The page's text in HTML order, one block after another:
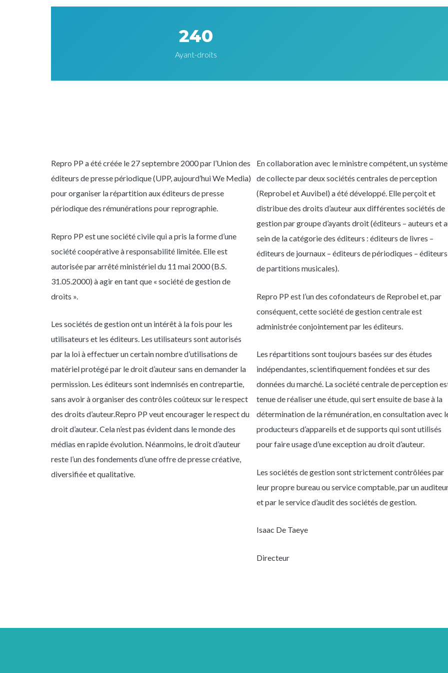
240
Ayant-droits
Repro PP a été créée le 27 septembre 2000 par l’Union des
éditeurs de presse périodique (UPP, aujourd’hui We Media)
pour organiser la répartition aux éditeurs de presse
périodique des rémunérations pour reprographie.
Repro PP est une société civile qui a pris la forme d’une
société coopérative à responsabilité limitée. Elle est
autorisée par arrêté ministériel du 11 mai 2000 (B.S.
31.05.2000) à agir en tant que « société de gestion de
droits ».
Les sociétés de gestion ont un intérêt à la fois pour les
utilisateurs et les éditeurs. Les utilisateurs sont autorisés
par la loi à effectuer un certain nombre d’utilisations de
matériel protégé par le droit d’auteur sans en demander la
permission. Les éditeurs sont indemnisés en contrepartie,
sans avoir à organiser des contrôles coûteux sur le respect
des droits d’auteur.Repro PP veut encourager le respect du
droit d’auteur. Cela n’est pas évident dans le monde des
médias en rapide évolution. Néanmoins, le droit d’auteur
reste l’un des fondements d’une offre de presse créative,
diversifiée et qualitative.
En collaboration avec le ministre compétent, un système
de collecte par deux sociétés centrales de perception
(Reprobel et Auvibel) a été développé. Elle perçoit et
distribue des droits d’auteur aux différentes sociétés de
gestion par groupe d’ayants droit (éditeurs – auteurs et
sein de la catégorie des éditeurs : éditeurs de livres –
éditeurs de journaux – éditeurs de périodiques – éditeurs
de partitions musicales).
Repro PP est l’un des cofondateurs de Reprobel et, par
conséquent, cette société de gestion centrale est
administrée conjointement par les éditeurs.
Les répartitions sont toujours basées sur des études
indépendantes, scientifiquement fondées et sur des
données du marché. La société centrale de perception
tenue de réaliser une étude, qui sert ensuite de base à la
détermination de la rémunération, en consultation avec
producteurs d’appareils et de supports qui sont utilisés
pour faire usage d’une exception au droit d’auteur.
Les sociétés de gestion sont strictement contrôlées par
leur propre bureau ou service comptable, par un
et par le service d’audit des sociétés de gestion.
Isaac De Taeye
Directeur